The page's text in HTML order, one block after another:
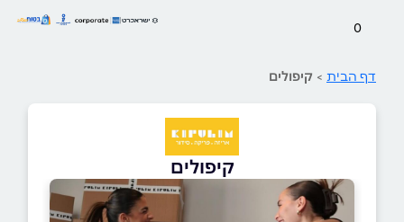
0
דף הבית > קיפולים
קיפולים